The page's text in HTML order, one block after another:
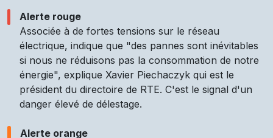
Alerte rouge
Associée à de fortes tensions sur le réseau
électrique, indique que "des pannes sont inévitables
si nous ne réduisons pas la consommation de notre
énergie", explique Xavier Piechaczyk qui est le
président du directoire de RTE. C'est le signal d'un
danger élevé de délestage.
Alerte orange